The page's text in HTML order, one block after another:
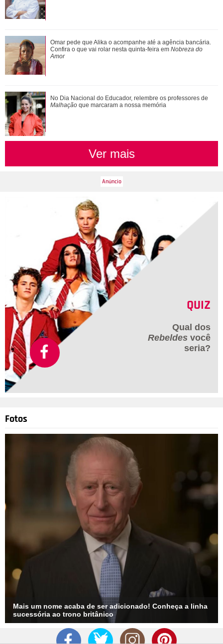
Com a nova temporada de Minha Vida com a Família
Walter... Confira os triângulos amorosos d...
De galã de novelas a problemas com substâncias
químicas... Veja as polêmicas que rondam R...
Omar pede que Alika o acompanhe até a agência bancária.
Confira o que vai rolar nesta quinta-feira em Nobreza do
Amor
No Dia Nacional do Educador, relembre os professores de
Malhação que marcaram a nossa memória
Ver mais
QUIZ
Qual dos
Rebeldes você
seria?
Fotos
Mais um nome acaba de ser adicionado! Conheça a linha
sucessória ao trono britânico